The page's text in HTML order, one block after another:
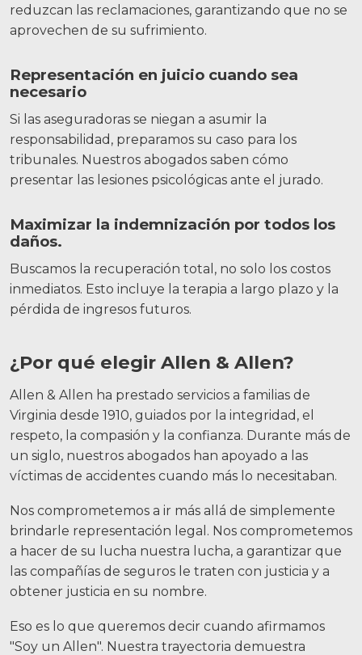
reduzcan las reclamaciones, garantizando que no se
aprovechen de su sufrimiento.
Representación en juicio cuando sea
necesario
Si las aseguradoras se niegan a asumir la
responsabilidad, preparamos su caso para los
tribunales. Nuestros abogados saben cómo
presentar las lesiones psicológicas ante el jurado.
Maximizar la indemnización por todos los
daños.
Buscamos la recuperación total, no solo los costos
inmediatos. Esto incluye la terapia a largo plazo y la
pérdida de ingresos futuros.
¿Por qué elegir Allen & Allen?
Allen & Allen ha prestado servicios a familias de
Virginia desde 1910, guiados por la integridad, el
respeto, la compasión y la confianza. Durante más de
un siglo, nuestros abogados han apoyado a las
víctimas de accidentes cuando más lo necesitaban.
Nos comprometemos a ir más allá de simplemente
brindarle representación legal. Nos comprometemos
a hacer de su lucha nuestra lucha, a garantizar que
las compañías de seguros le traten con justicia y a
obtener justicia en su nombre.
Eso es lo que queremos decir cuando afirmamos
"Soy un Allen". Nuestra trayectoria demuestra